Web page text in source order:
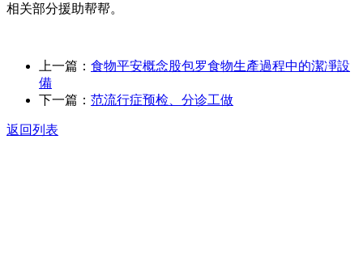
相关部分援助帮帮。
上一篇： 食物平安概念股包罗食物生產過程中的潔凈設
備
下一篇： 范流行症预检、分诊工做
返回列表